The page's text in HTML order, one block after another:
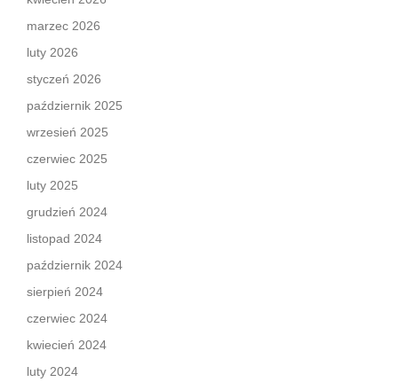
marzec 2026
luty 2026
styczeń 2026
październik 2025
wrzesień 2025
czerwiec 2025
luty 2025
grudzień 2024
listopad 2024
październik 2024
sierpień 2024
czerwiec 2024
kwiecień 2024
luty 2024